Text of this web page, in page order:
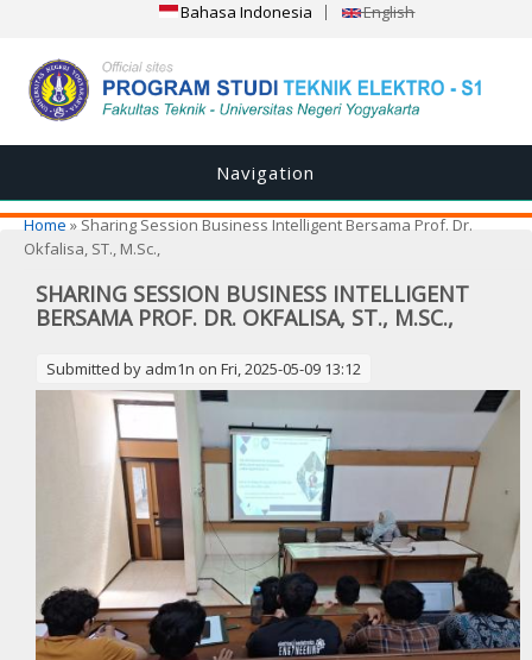
Bahasa Indonesia English
Navigation
You are here
Home » Sharing Session Business Intelligent Bersama Prof. Dr.
Okfalisa, ST., M.Sc.,
SHARING SESSION BUSINESS INTELLIGENT
BERSAMA PROF. DR. OKFALISA, ST., M.SC.,
Submitted by adm1n on Fri, 2025-05-09 13:12